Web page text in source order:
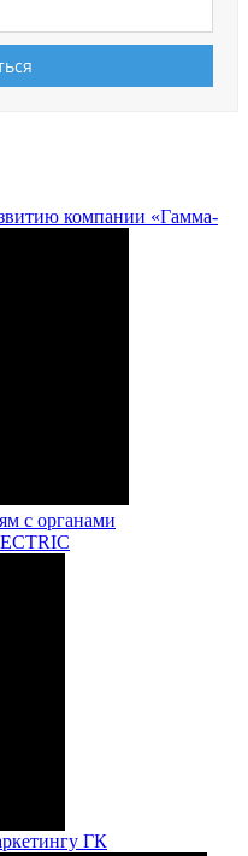
компании «Гамма-
с органами
ГК